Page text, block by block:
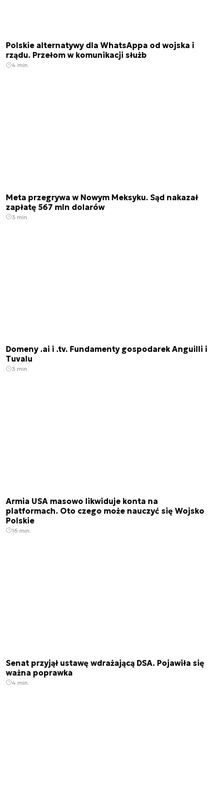
Polskie alternatywy dla WhatsAppa od wojska i
rządu. Przełom w komunikacji służb
4 min.
Meta przegrywa w Nowym Meksyku. Sąd nakazał
zapłatę 567 mln dolarów
3 min.
Domeny .ai i .tv. Fundamenty gospodarek Anguilli i
Tuvalu
3 min.
Armia USA masowo likwiduje konta na
platformach. Oto czego może nauczyć się Wojsko
Polskie
16 min.
Senat przyjął ustawę wdrażającą DSA. Pojawiła się
ważna poprawka
4 min.